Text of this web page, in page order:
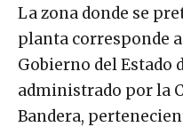
La zona donde se
planta corresponde
Gobierno del Estado
administrado por la
Bandera,